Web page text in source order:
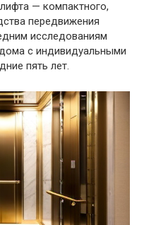
— компактного,
передвижения
исследованиям
с индивидуальными
пять лет.